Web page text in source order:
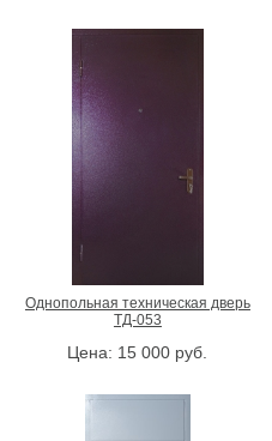
Однопольная техническая дверь
ТД-053
Цена: 15 000 руб.